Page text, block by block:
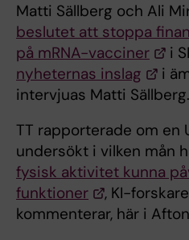
Matti Sällberg och Ali
beslutet att stoppa
på mRNA-vacciner
i
nyheternas inslag
i
intervjuas Matti Sällberg.
TT rapporterade om en
undersökt i vilken mån
fysisk aktivitet kunna
funktioner
, KI-
kommenterar, här i